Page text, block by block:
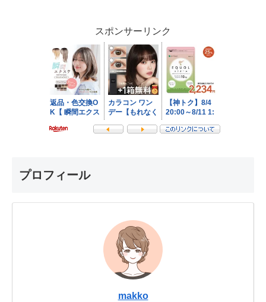
スポンサーリンク
プロフィール
makko